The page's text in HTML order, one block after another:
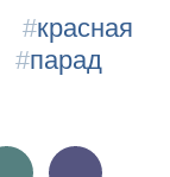
#красная
#парад